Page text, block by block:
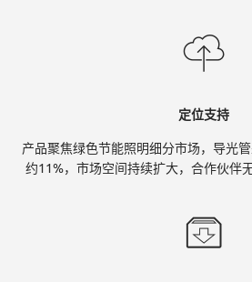
定位支持
产品聚焦绿色节能照明细分市场，导光
约11%，市场空间持续扩大，合作伙伴